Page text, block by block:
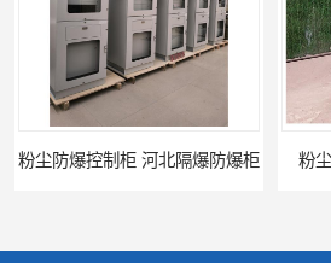
爆防爆柜 粉尘防爆控制柜 防爆控制柜